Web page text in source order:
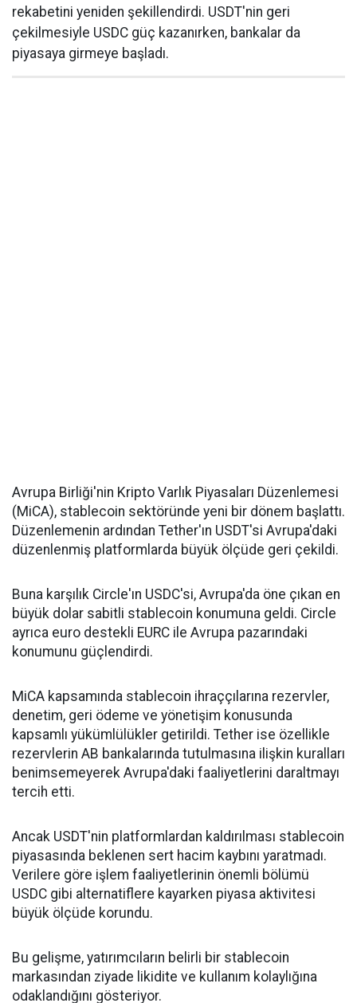
rekabetini yeniden şekillendirdi. USDT'nin geri
çekilmesiyle USDC güç kazanırken, bankalar da
piyasaya girmeye başladı.
Avrupa Birliği'nin Kripto Varlık Piyasaları Düzenlemesi
(MiCA), stablecoin sektöründe yeni bir dönem başlattı.
Düzenlemenin ardından Tether'ın USDT'si Avrupa'daki
düzenlenmiş platformlarda büyük ölçüde geri çekildi.
Buna karşılık Circle'ın USDC'si, Avrupa'da öne çıkan en
büyük dolar sabitli stablecoin konumuna geldi. Circle
ayrıca euro destekli EURC ile Avrupa pazarındaki
konumunu güçlendirdi.
MiCA kapsamında stablecoin ihraççılarına rezervler,
denetim, geri ödeme ve yönetişim konusunda
kapsamlı yükümlülükler getirildi. Tether ise özellikle
rezervlerin AB bankalarında tutulmasına ilişkin kuralları
benimsemeyerek Avrupa'daki faaliyetlerini daraltmayı
tercih etti.
Ancak USDT'nin platformlardan kaldırılması stablecoin
piyasasında beklenen sert hacim kaybını yaratmadı.
Verilere göre işlem faaliyetlerinin önemli bölümü
USDC gibi alternatiflere kayarken piyasa aktivitesi
büyük ölçüde korundu.
Bu gelişme, yatırımcıların belirli bir stablecoin
markasından ziyade likidite ve kullanım kolaylığına
odaklandığını gösteriyor.